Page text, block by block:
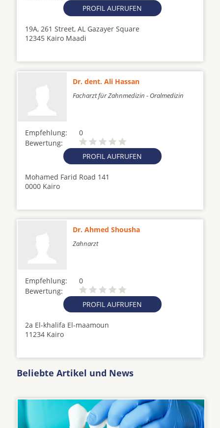
PROFIL AUFRUFEN
19A, 261 Street, AL Gazayer Square
12345 Kairo Maadi
Dr. dent. Ali Hassan
Facharzt für Zahnmedizin - Oralmedizin
Empfehlung:
0
Bewertung:
PROFIL AUFRUFEN
Mohamed Farid Road 141
0000 Kairo
Dr. Ahmed Shousha
Zahnarzt
Empfehlung:
0
Bewertung:
PROFIL AUFRUFEN
2a El-khalifa El-maamoun
11234 Kairo
Beliebte Artikel und News